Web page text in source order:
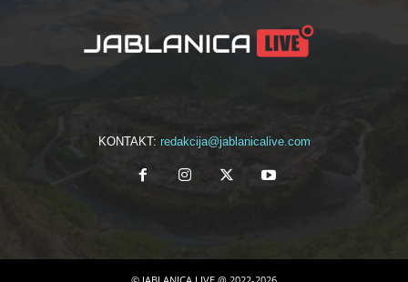
KONTAKT: redakcija@jablanicalive.com